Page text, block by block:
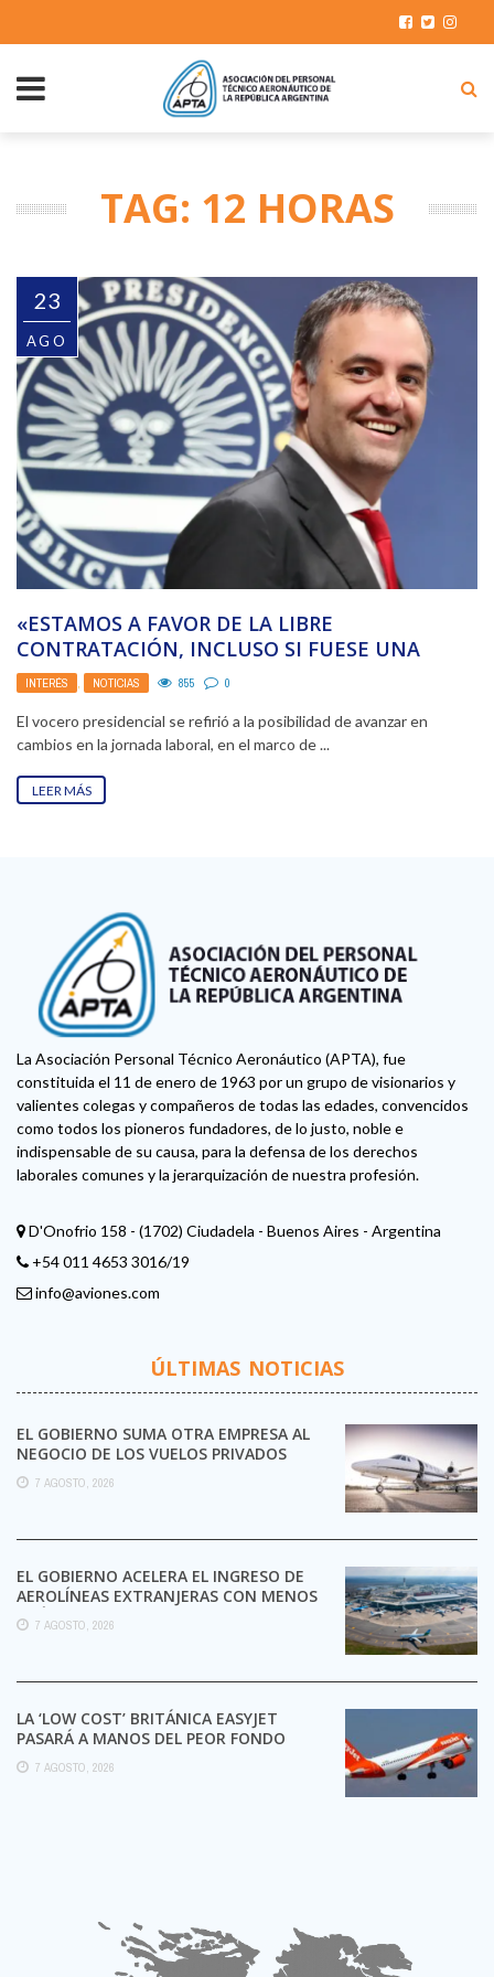
TAG: 12 HORAS
23
AGO
«ESTAMOS A FAVOR DE LA LIBRE
CONTRATACIÓN, INCLUSO SI FUESE UNA
JORNADA LABORAL DE 12 ...
INTERÉS , NOTICIAS 855 0
El vocero presidencial se refirió a la posibilidad de avanzar en
cambios en la jornada laboral, en el marco de ...
LEER MÁS
La Asociación Personal Técnico Aeronáutico (APTA), fue
constituida el 11 de enero de 1963 por un grupo de visionarios y
valientes colegas y compañeros de todas las edades, convencidos
como todos los pioneros fundadores, de lo justo, noble e
indispensable de su causa, para la defensa de los derechos
laborales comunes y la jerarquización de nuestra profesión.
D'Onofrio 158 - (1702) Ciudadela - Buenos Aires - Argentina
+54 011 4653 3016/19
info@aviones.com
ÚLTIMAS NOTICIAS
EL GOBIERNO SUMA OTRA EMPRESA AL
NEGOCIO DE LOS VUELOS PRIVADOS
7 AGOSTO, 2026
EL GOBIERNO ACELERA EL INGRESO DE
AEROLÍNEAS EXTRANJERAS CON MENOS
TRÁMITES
7 AGOSTO, 2026
LA ‘LOW COST’ BRITÁNICA EASYJET
PASARÁ A MANOS DEL PEOR FONDO
POSIBLE:
7 AGOSTO, 2026